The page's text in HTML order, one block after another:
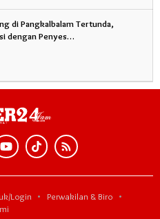
di Pangkalbalam Tertunda,
dengan Penyes…
Login
Perwakilan & Biro